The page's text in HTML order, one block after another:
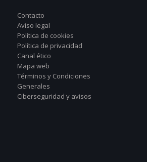
Contacto
Aviso legal
Política de cookies
Política de privacidad
Canal ético
Mapa web
Términos y Condiciones
Generales
Ciberseguridad y avisos